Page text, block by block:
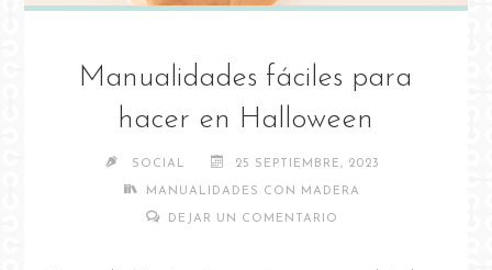
Manualidades fáciles para
hacer en Halloween
SOCIAL 25 SEPTIEMBRE, 2023
MANUALIDADES CON MADERA
DEJAR UN COMENTARIO